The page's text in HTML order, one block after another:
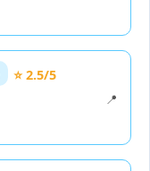
⭐ 2.5/5
📍